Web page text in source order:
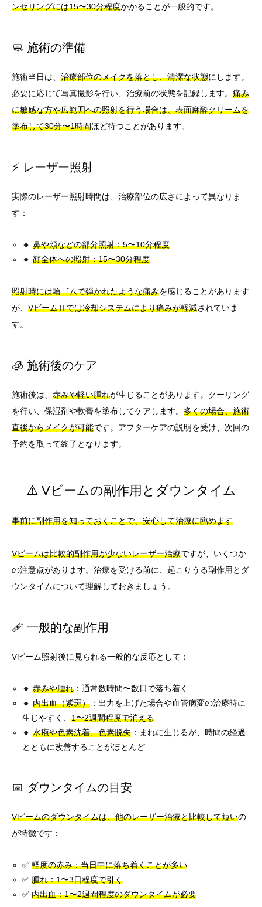
ンセリングには15〜30分程度かかることが一般的です。
🧼 施術の準備
施術当日は、 治療部位のメイクを落とし、清潔な状態にします。
必要に応じて写真撮影を行い、治療前の状態を記録します。 痛み
に敏感な方や広範囲への照射を行う場合は、表面麻酔クリームを
塗布して30分〜1時間ほど待つことがあります。
⚡ レーザー照射
実際のレーザー照射時間は、治療部位の広さによって異なりま
す：
🔸鼻や頬などの部分照射：5〜10分程度
🔸顔全体への照射：15〜30分程度
照射時には輪ゴムで弾かれたような痛みを感じることがあります
が、 VビームⅡでは冷却システムにより痛みが軽減されていま
す。
🧊 施術後のケア
施術後は、 赤みや軽い腫れが生じることがあります。クーリング
を行い、保湿剤や軟膏を塗布してケアします。 多くの場合、施術
直後からメイクが可能です。アフターケアの説明を受け、次回の
予約を取って終了となります。
⚠️ Vビームの副作用とダウンタイム
事前に副作用を知っておくことで、安心して治療に臨めます
Vビームは比較的副作用が少ないレーザー治療ですが、いくつか
の注意点があります。治療を受ける前に、起こりうる副作用とダ
ウンタイムについて理解しておきましょう。
🩹 一般的な副作用
Vビーム照射後に見られる一般的な反応として：
🔸赤みや腫れ ：通常数時間〜数日で落ち着く
🔸内出血（紫斑） ：出力を上げた場合や血管病変の治療時に
生じやすく、1〜2週間程度で消える
🔸水疱や色素沈着、色素脱失 ：まれに生じるが、時間の経過
とともに改善することがほとんど
📅 ダウンタイムの目安
Vビームのダウンタイムは、他のレーザー治療と比較して短いの
が特徴です：
✅軽度の赤み：当日中に落ち着くことが多い
✅腫れ：1〜3日程度で引く
✅内出血：1〜2週間程度のダウンタイムが必要